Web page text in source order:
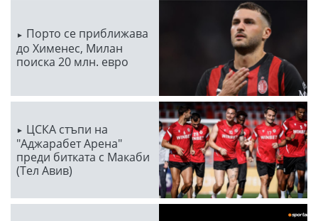
Порто се приближава
до Хименес, Милан
поиска 20 млн. евро
ЦСКА стъпи на
"Аджарабет Арена"
преди битката с Макаби
(Тел Авив)